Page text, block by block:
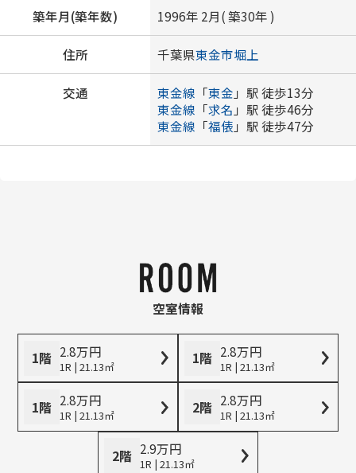
築年月(築年数) 1996年 2月( 築30年 )
住所 千葉県東金市堀上
交通 東金線 「東金 」駅 徒歩13分
東金線 「求名 」駅 徒歩46分
東金線 「福俵 」駅 徒歩47分
空室情報
1階 2.8万円
1R | 21.13㎡ 1階 2.8万円
1R | 21.13㎡
1階 2.8万円
1R | 21.13㎡ 2階 2.8万円
1R | 21.13㎡
2階 2.9万円
1R | 21.13㎡